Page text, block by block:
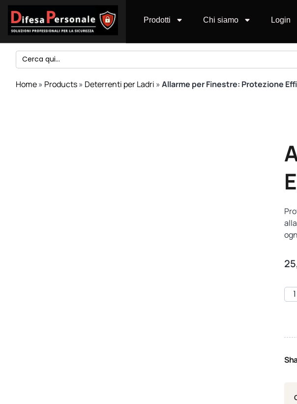
Prodotti Chi siamo Login
Search
for:
Home» Products» Deterrenti per Ladri » Allarme per Finestre: Protezione